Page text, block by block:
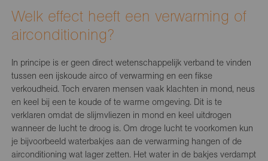
Welk effect heeft een verwarming of
airconditioning?
In principe is er geen direct wetenschappelijk verband te vinden
tussen een ijskoude airco of verwarming en een fikse
verkoudheid. Toch ervaren mensen vaak klachten in mond, neus
en keel bij een te koude of te warme omgeving. Dit is te
verklaren omdat de slijmvliezen in mond en keel uitdrogen
wanneer de lucht te droog is. Om droge lucht te voorkomen kun
je bijvoorbeeld waterbakjes aan de verwarming hangen of de
airconditioning wat lager zetten. Het water in de bakjes verdampt